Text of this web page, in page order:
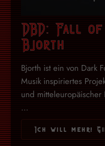
DBD: Fall
Bjorth
Bjorth ist ein von Dark
Musik inspiriertes
und
...
Ich will mehr!